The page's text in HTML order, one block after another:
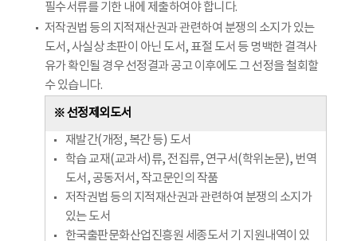
필수서류를 기한 내에 제출하여야 합니다.
저작권법 등의 지적재산권과 관련하여 분쟁의 소지가 있는
도서, 사실상 초판이 아닌 도서, 표절 도서 등 명백한 결격사
유가 확인될 경우 선정결과 공고 이후에도 그 선정을 철회할
수 있습니다.
※ 선정제외도서
재발간(개정, 복간 등) 도서
학습 교재(교과서)류, 전집류, 연구서(학위논문), 번역
도서, 공동저서, 작고문인의 작품
저작권법 등의 지적재산권과 관련하여 분쟁의 소지가
있는 도서
한국출판문화산업진흥원 세종도서 기 지원내역이 있